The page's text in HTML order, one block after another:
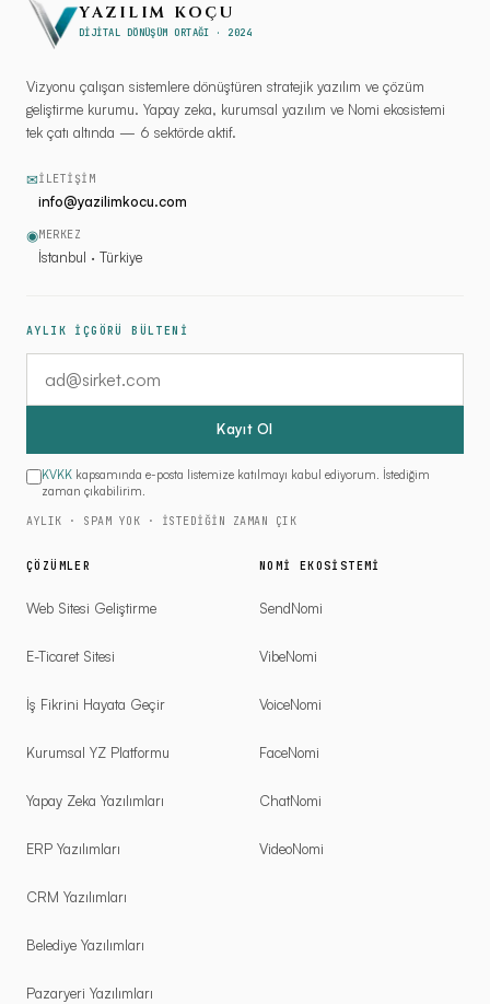
YAZILIM KOÇU
DİJİTAL DÖNÜŞÜM ORTAĞI · 2024
Vizyonu çalışan sistemlere dönüştüren stratejik yazılım ve çözüm
geliştirme kurumu. Yapay zeka, kurumsal yazılım ve Nomi ekosistemi
tek çatı altında — 6 sektörde aktif.
✉İLETIŞIM
info@yazilimkocu.com
◉MERKEZ
İstanbul · Türkiye
AYLIK İÇGÖRÜ BÜLTENİ
Kayıt Ol
KVKK kapsamında e-posta listemize katılmayı kabul ediyorum. İstediğim
zaman çıkabilirim.
AYLIK · SPAM YOK · İSTEDIĞIN ZAMAN ÇIK
ÇÖZÜMLER
Web Sitesi Geliştirme
E-Ticaret Sitesi
İş Fikrini Hayata Geçir
Kurumsal YZ Platformu
Yapay Zeka Yazılımları
ERP Yazılımları
CRM Yazılımları
Belediye Yazılımları
Pazaryeri Yazılımları
NOMI EKOSISTEMI
SendNomi
VibeNomi
VoiceNomi
FaceNomi
ChatNomi
VideoNomi